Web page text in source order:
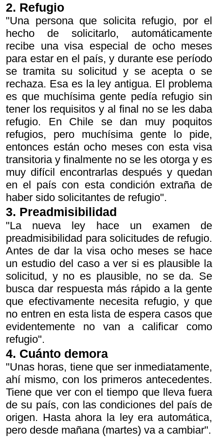
2. Refugio
"Una persona que solicita refugio, por el
hecho de solicitarlo, automáticamente
recibe una visa especial de ocho meses
para estar en el país, y durante ese período
se tramita su solicitud y se acepta o se
rechaza. Esa es la ley antigua. El problema
es que muchísima gente pedía refugio sin
tener los requisitos y al final no se les daba
refugio. En Chile se dan muy poquitos
refugios, pero muchísima gente lo pide,
entonces están ocho meses con esta visa
transitoria y finalmente no se les otorga y es
muy difícil encontrarlas después y quedan
en el país con esta condición extraña de
haber sido solicitantes de refugio".
3. Preadmisibilidad
"La nueva ley hace un examen de
preadmisibilidad para solicitudes de refugio.
Antes de dar la visa ocho meses se hace
un estudio del caso a ver si es plausible la
solicitud, y no es plausible, no se da. Se
busca dar respuesta más rápido a la gente
que efectivamente necesita refugio, y que
no entren en esta lista de espera casos que
evidentemente no van a calificar como
refugio".
4. Cuánto demora
"Unas horas, tiene que ser inmediatamente,
ahí mismo, con los primeros antecedentes.
Tiene que ver con el tiempo que lleva fuera
de su país, con las condiciones del país de
origen. Hasta ahora la ley era automática,
pero desde mañana (martes) va a cambiar".